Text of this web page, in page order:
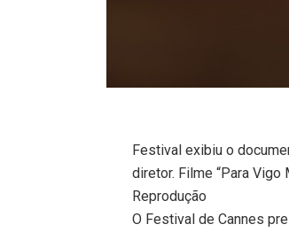
Festival exibiu o
diretor. Filme “Para Vigo
Reprodução
O Festival de Cannes